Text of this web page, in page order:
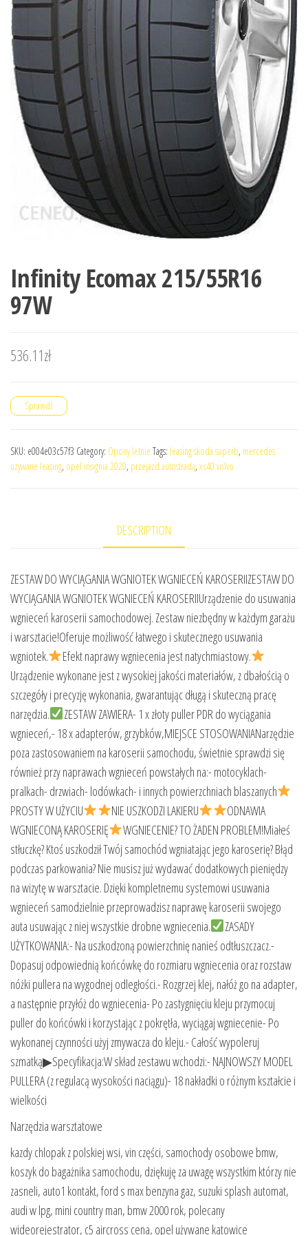
Infinity Ecomax 215/55R16
97W
536.11zł
Sprawdź
SKU: e004e03c57f3 Category: Opony letnie Tags: leasing skoda superb, mercedes
uzywane leasing, opel insignia 2020, przejazd autostradą, xc40 volvo
DESCRIPTION
ZESTAW DO WYCIĄGANIA WGNIOTEK WGNIECEŃ KAROSERIIZESTAW DO
WYCIĄGANIA WGNIOTEK WGNIECEŃ KAROSERIIUrządzenie do usuwania
wgnieceń karoserii samochodowej. Zestaw niezbędny w każdym garażu
i warsztacie!Oferuje możliwość łatwego i skutecznego usuwania
wgniotek.
Efekt naprawy wgniecenia jest natychmiastowy.
Urządzenie wykonane jest z wysokiej jakości materiałów, z dbałością o
szczegóły i precyzję wykonania, gwarantując długą i skuteczną pracę
narzędzia.
ZESTAW ZAWIERA- 1 x złoty puller PDR do wyciągania
wgnieceń,- 18 x adapterów, grzybków,MIEJSCE STOSOWANIANarzędzie
poza zastosowaniem na karoserii samochodu, świetnie sprawdzi się
również przy naprawach wgnieceń powstałych na:- motocyklach-
pralkach- drzwiach- lodówkach- i innych powierzchniach blaszanych
PROSTY W UŻYCIU
NIE USZKODZI LAKIERU
ODNAWIA
WGNIECONĄ KAROSERIĘ
WGNIECENIE? TO ŻADEN PROBLEM!Miałeś
stłuczkę? Ktoś uszkodził Twój samochód wgniatając jego karoserię? Błąd
podczas parkowania? Nie musisz już wydawać dodatkowych pieniędzy
na wizytę w warsztacie. Dzięki kompletnemu systemowi usuwania
wgnieceń samodzielnie przeprowadzisz naprawę karoserii swojego
auta usuwając z niej wszystkie drobne wgniecenia.
ZASADY
UŻYTKOWANIA:- Na uszkodzoną powierzchnię nanieś odtłuszczacz.-
Dopasuj odpowiednią końcówkę do rozmiaru wgniecenia oraz rozstaw
nóżki pullera na wygodnej odległości.- Rozgrzej klej, nałóż go na adapter,
a następnie przyłóż do wgniecenia- Po zastygnięciu kleju przymocuj
puller do końcówki i korzystając z pokrętła, wyciągaj wgniecenie- Po
wykonanej czynności użyj zmywacza do kleju.- Całość wypoleruj
szmatką▶Specyfikacja:W skład zestawu wchodzi:- NAJNOWSZY MODEL
PULLERA (z regulacą wysokości naciągu)- 18 nakładki o różnym kształcie i
wielkości
Narzędzia warsztatowe
kazdy chlopak z polskiej wsi, vin części, samochody osobowe bmw,
koszyk do bagażnika samochodu, dziękuję za uwagę wszystkim którzy nie
zasneli, auto1 kontakt, ford s max benzyna gaz, suzuki splash automat,
audi w lpg, mini country man, bmw 2000 rok, polecany
wideorejestrator, c5 aircross cena, opel używane katowice